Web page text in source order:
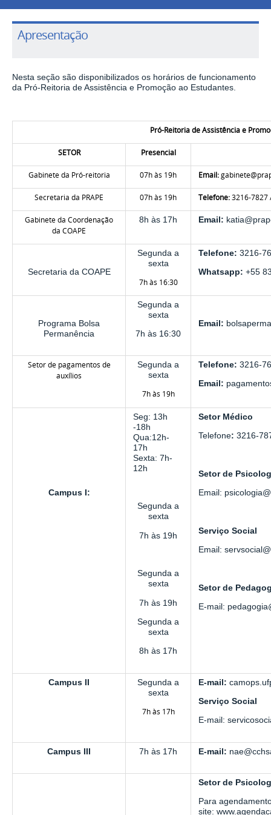
Apresentação
Nesta seção são disponibilizados os horários de funcionamento
da Pró-Reitoria de Assistência e Promoção ao Estudantes.
Pró-Reitoria de Assistência e
SETOR Presencial
Gabinete da Pró-reitoria 07h às 19h Email:
Secretaria da PRAPE 07h às 19h Telefone:3216-7827
Gabinete da Coordenação
da COAPE
8h às 17h Email:
Secretaria da COAPE
Segunda a
sexta
7h às 16:30
Telefone:3216-
Whatsapp: +55
Programa Bolsa
Permanência
Segunda a
sexta
7h às 16:30
Email:
Setor de pagamentos de
auxílios
Segunda a
sexta
7h às 19h
Telefone:3216-
Email:
Campus I:
Seg: 13h
-18h
Qua:12h-
17h
Sexta: 7h-
12h
Segunda a
sexta
7h às 19h
Segunda a
sexta
7h às 19h
Segunda a
sexta
8h às 17h
Setor Médico
Telefone:3216-
Setor de
Email:
Serviço Social
Email:
Setor de
E-mail:
Campus II
Segunda a
sexta
7h às 17h
E-mail:
Serviço Social
E-mail:
Campus III 7h às 17h E-mail:
Setor de
Para
site: